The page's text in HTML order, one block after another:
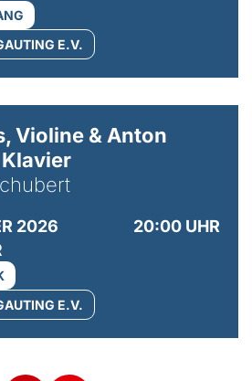
E.V.
Violine & Anton
2026
20:00 UHR
E.V.